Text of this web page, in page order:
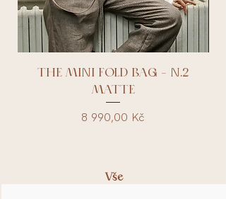
THE MINI FOLD BAG - N.2
MATTE
Cena
8 990,00 Kč
Vše